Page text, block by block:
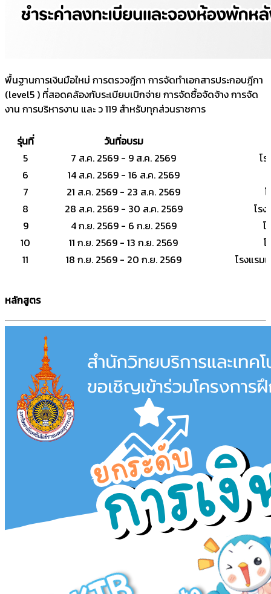
พื้นฐานการเงินมือใหม่ การตรวจฎีกา การจัดทำเอกสารประกอบฎีกา
(level5 ) ที่สอดคล้องกับระเบียบเบิกจ่าย การจัดซื้อจัดจ้าง การจัด
งาน การบริหารงาน และ ว 119 สำหรับทุกส่วนราชการ
รุ่นที่
วันที่อบรม
5
7 ส.ค. 2569 - 9 ส.ค. 2569
โ
6
14 ส.ค. 2569 - 16 ส.ค. 2569
7
21 ส.ค. 2569 - 23 ส.ค. 2569
8
28 ส.ค. 2569 - 30 ส.ค. 2569
โร
9
4 ก.ย. 2569 - 6 ก.ย. 2569
โ
10
11 ก.ย. 2569 - 13 ก.ย. 2569
11
18 ก.ย. 2569 - 20 ก.ย. 2569 โรงแรม
หลักสูตร